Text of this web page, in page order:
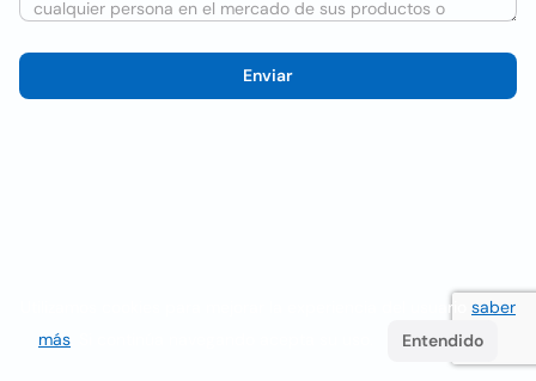
Enviar
Utilizamos cookies para mejorar la experiencia del usuario saber
más
Entendido